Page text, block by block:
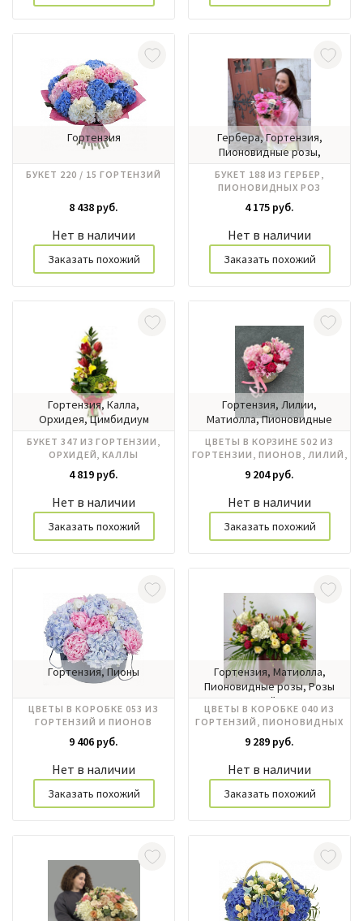
Гортензия
БУКЕТ 220 / 15 ГОРТЕНЗИЙ
8 438 руб.
Нет в наличии
Заказать похожий
Гербера, Гортензия,
Пионовидные розы,
БУКЕТ 188 ИЗ ГЕРБЕР,
ПИОНОВИДНЫХ РОЗ
4 175 руб.
Нет в наличии
Заказать похожий
Гортензия, Калла,
Орхидея, Цимбидиум
БУКЕТ 347 ИЗ ГОРТЕНЗИИ,
ОРХИДЕЙ, КАЛЛЫ
4 819 руб.
Нет в наличии
Заказать похожий
Гортензия, Лилии,
Матиолла, Пионовидные
российские, Фрезия,
Эвкалипт, Эустома
ЦВЕТЫ В КОРЗИНЕ 502 ИЗ
ГОРТЕНЗИИ, ПИОНОВ, ЛИЛИЙ,
РОЗ РОССИЯ
9 204 руб.
Нет в наличии
Заказать похожий
Гортензия, Пионы
ЦВЕТЫ В КОРОБКЕ 053 ИЗ
ГОРТЕНЗИЙ И ПИОНОВ
9 406 руб.
Нет в наличии
Заказать похожий
Гортензия, Матиолла,
Пионовидные розы, Розы
российские
ЦВЕТЫ В КОРОБКЕ 040 ИЗ
ГОРТЕНЗИЙ, ПИОНОВИДНЫХ
РОЗ, РОЗ РОССИЯ, ПРОТЕИ
9 289 руб.
Нет в наличии
Заказать похожий